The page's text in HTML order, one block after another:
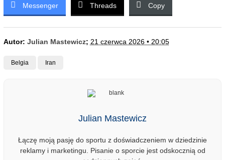
Messenger Threads Copy
Autor: Julian Mastewicz; 21 czerwca 2026 • 20:05
Belgia Iran
Julian Mastewicz
Łączę moją pasję do sportu z doświadczeniem w dziedzinie
reklamy i marketingu. Pisanie o sporcie jest odskocznią od